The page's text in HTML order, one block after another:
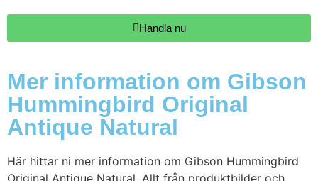
Handla nu
Mer information om Gibson
Hummingbird Original
Antique Natural
Här hittar ni mer information om Gibson Hummingbird